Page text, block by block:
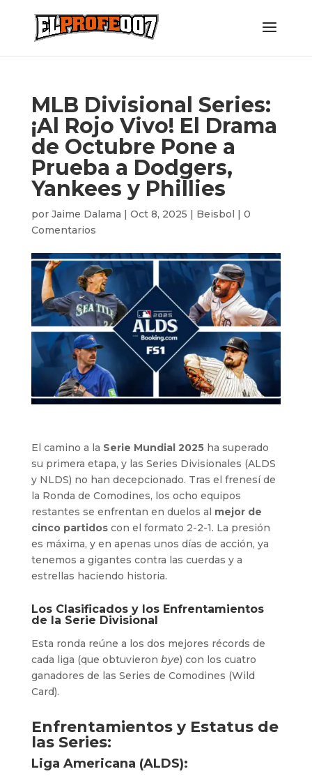
MLB Divisional Series:
¡Al Rojo Vivo! El Drama
de Octubre Pone a
Prueba a Dodgers,
Yankees y Phillies
por Jaime Dalama | Oct 8, 2025 | Beisbol | 0
Comentarios
El camino a la Serie Mundial 2025ha superado
su primera etapa, y las Series Divisionales (ALDS
y NLDS) no han decepcionado. Tras el frenesí de
la Ronda de Comodines, los ocho equipos
restantes se enfrentan en duelos al mejor de
cinco partidoscon el formato 2-2-1. La presión
es máxima, y en apenas unos días de acción, ya
tenemos a gigantes contra las cuerdas y a
estrellas haciendo historia.
Los Clasificados y los Enfrentamientos
de la Serie Divisional
Esta ronda reúne a los dos mejores récords de
cada liga (que obtuvieron bye) con los cuatro
ganadores de las Series de Comodines (Wild
Card).
Enfrentamientos y Estatus de
las Series:
Liga Americana (ALDS):